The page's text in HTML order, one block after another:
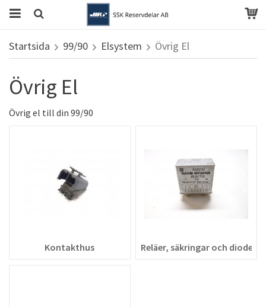
Startsida 99/90 Elsystem Övrig El
Övrig El
Övrig el till din 99/90
Kontakthus Reläer, säkringar och dioder